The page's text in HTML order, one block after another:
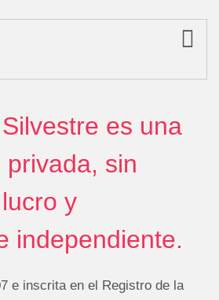
es una
sin
y
independiente.
e inscrita en el Registro de la